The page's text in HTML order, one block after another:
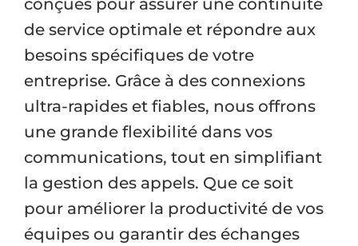
conçues pour assurer une continuité
de service optimale et répondre aux
besoins spécifiques de votre
entreprise. Grâce à des connexions
ultra-rapides et fiables, nous offrons
une grande flexibilité dans vos
communications, tout en simplifiant
la gestion des appels. Que ce soit
pour améliorer la productivité de vos
équipes ou garantir des échanges